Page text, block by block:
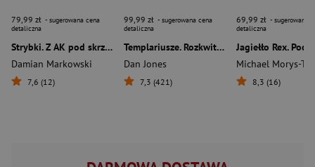
79,99 zł - sugerowana cena
detaliczna
Strybki. Z AK pod skrzydła NKWD
Damian Markowski
7,6 (12)
99,99 zł - sugerowana cena
detaliczna
Templariusze. Rozkwit i upadek zakonu świętych wojowników
Dan Jones
7,3 (421)
69,99 zł - sugerowana
detaliczna
8,3 (16)